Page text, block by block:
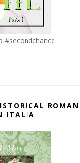
#secondchance
ITALIA